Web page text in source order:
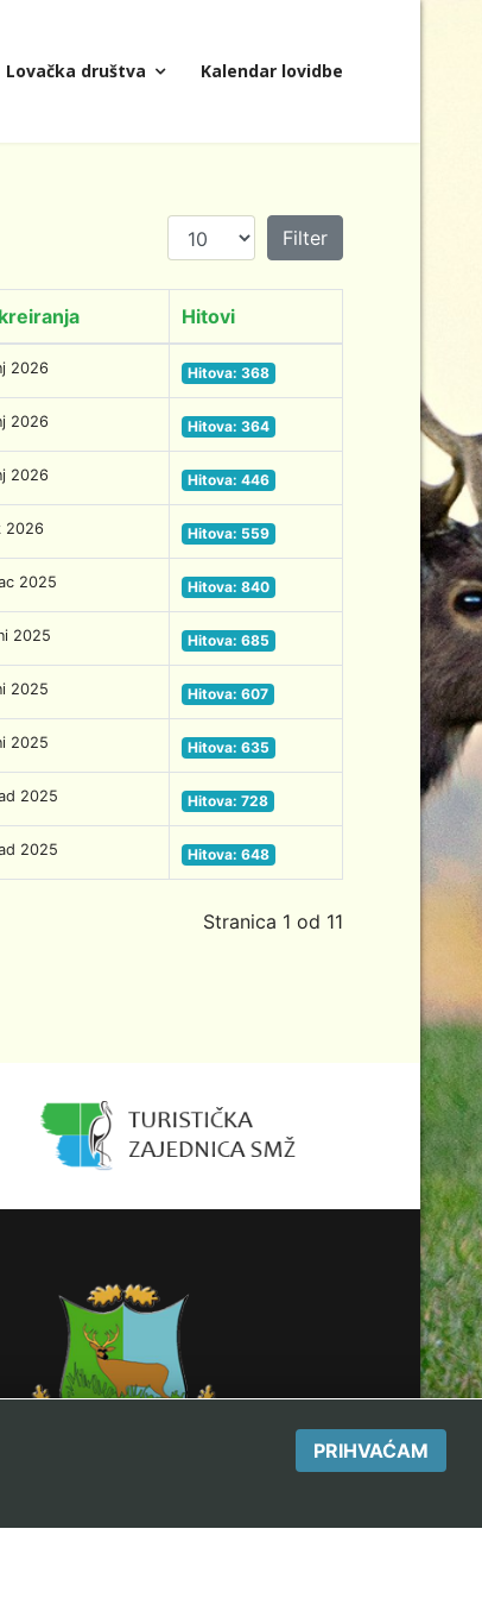
Lovačka društva Kalendar lovidbe
Prikaz # Filter
Hitovi
2026 Hitova: 368
2026 Hitova: 364
2026 Hitova: 446
2026 Hitova: 559
2025 Hitova: 840
2025 Hitova: 685
2025 Hitova: 607
2025 Hitova: 635
2025 Hitova: 728
2025 Hitova: 648
Stranica 1 od 11
PRIHVAĆAM